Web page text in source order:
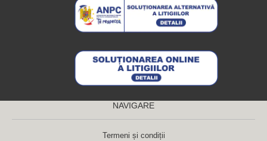
NAVIGARE
Termeni și condiții